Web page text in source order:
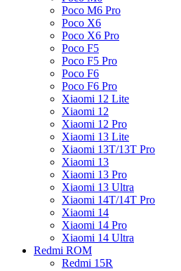
Poco M6 Pro
Poco X6
Poco X6 Pro
Poco F5
Poco F5 Pro
Poco F6
Poco F6 Pro
Xiaomi 12 Lite
Xiaomi 12
Xiaomi 12 Pro
Xiaomi 13 Lite
Xiaomi 13T/13T Pro
Xiaomi 13
Xiaomi 13 Pro
Xiaomi 13 Ultra
Xiaomi 14T/14T Pro
Xiaomi 14
Xiaomi 14 Pro
Xiaomi 14 Ultra
Redmi ROM
Redmi 15R